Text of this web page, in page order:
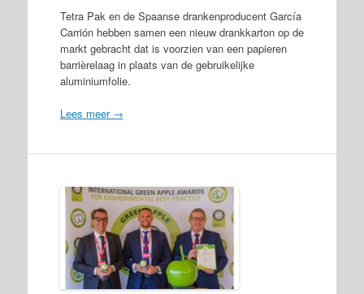
Tetra Pak en de Spaanse drankenproducent García
Carrión hebben samen een nieuw drankkarton op de
markt gebracht dat is voorzien van een papieren
barrièrelaag in plaats van de gebruikelijke
aluminiumfolie.
Lees meer →